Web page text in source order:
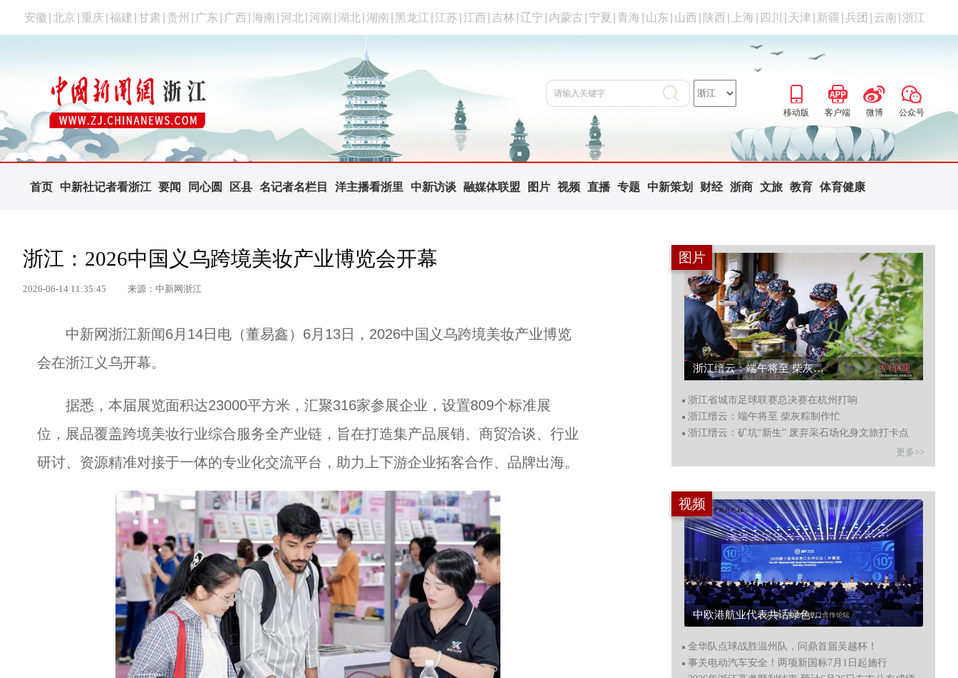
安徽 北京 重庆 福建 甘肃 贵州 广东 广西 海南 河北 河南 湖北 湖南 黑龙江 江苏 江西 吉林 辽宁 内蒙古 宁夏 青海 山东 山西 陕西 上海 四川 天津 新疆 兵团 云南 浙江
移动版 客户端 微博 公众号
首页 中新社记者看浙江 要闻 同心圆 区县 名记者名栏目 洋主播看浙里 中新访谈 融媒体联盟 图片 视频 直播 专题 中新策划 财经 浙商 文旅 教育 体育健康
浙江：2026中国义乌跨境美妆产业博览会开幕
2026-06-14 11:35:45 来源：中新网浙江
中新网浙江新闻6月14日电（董易鑫）6月13日，2026中国义乌跨境美妆产业博览
会在浙江义乌开幕。
据悉，本届展览面积达23000平方米，汇聚316家参展企业，设置809个标准展
位，展品覆盖跨境美妆行业综合服务全产业链，旨在打造集产品展销、商贸洽谈、行业
研讨、资源精准对接于一体的专业化交流平台，助力上下游企业拓客合作、品牌出海。
图片
浙江缙云：端午将至 柴灰粽制作忙...
浙江省城市足球联赛总决赛在杭州打响
浙江缙云：端午将至 柴灰粽制作忙
浙江缙云：矿坑“新生” 废弃采石场化身文旅打卡点
更多>>
视频
中欧港航业代表共话绿色航运走廊建设...
金华队点球战胜温州队，问鼎首届吴越杯！
事关电动汽车安全！两项新国标7月1日起施行